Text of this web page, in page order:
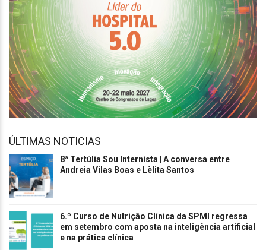
ÚLTIMAS NOTICIAS
8ª Tertúlia Sou Internista | A conversa entre
Andreia Vilas Boas e Lèlita Santos
6.º Curso de Nutrição Clínica da SPMI regressa
em setembro com aposta na inteligência artificial
e na prática clínica